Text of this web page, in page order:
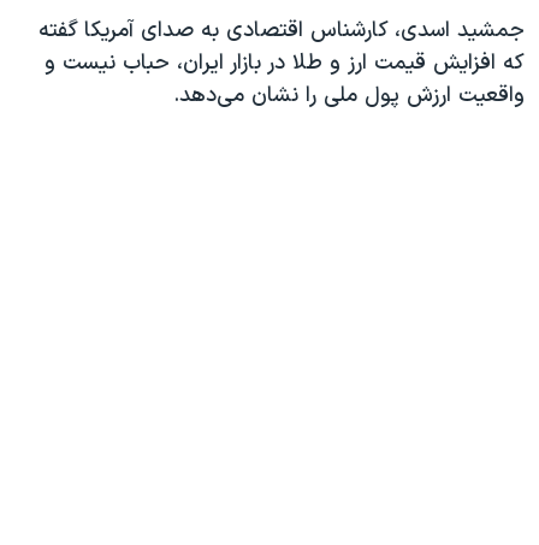
جمشید اسدی، کارشناس اقتصادی به صدای آمریکا گفته
که افزایش قیمت ارز و طلا در بازار ایران، حباب نیست و
واقعیت ارزش پول ملی را نشان می‌دهد.